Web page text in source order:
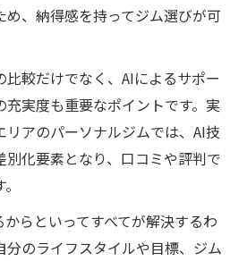
、納得感を持ってジム選びが可
比較だけでなく、AIによるサポー
充実度も重要なポイントです。実
アのパーソナルジムでは、AI技
化要素となり、口コミや評判で
らといってすべてが解決するわ
分のライフスタイルや目標、ジム